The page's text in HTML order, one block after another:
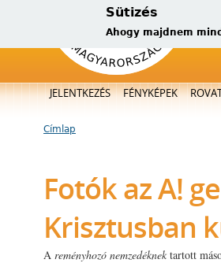
Sütizés
Ahogy majdnem
Főmenü
JELENTKEZÉS FÉNYKÉPEK
Jelenlegi hely
Címlap
Fotók az A!
Krisztusban
A reményhozó nemzedéknek tartott